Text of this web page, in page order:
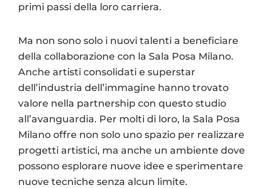
primi passi della loro carriera.
Ma non sono solo i nuovi talenti a beneficiare
della collaborazione con la Sala Posa Milano.
Anche artisti consolidati e superstar
dell’industria dell’immagine hanno trovato
valore nella partnership con questo studio
all’avanguardia. Per molti di loro, la Sala Posa
Milano offre non solo uno spazio per realizzare
progetti artistici, ma anche un ambiente dove
possono esplorare nuove idee e sperimentare
nuove tecniche senza alcun limite.